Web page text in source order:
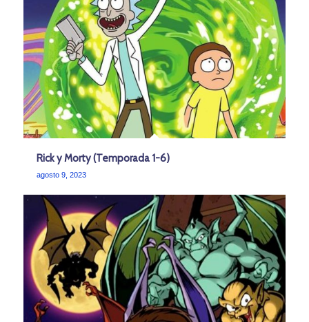
Rick y Morty (Temporada 1-6)
agosto 9, 2023